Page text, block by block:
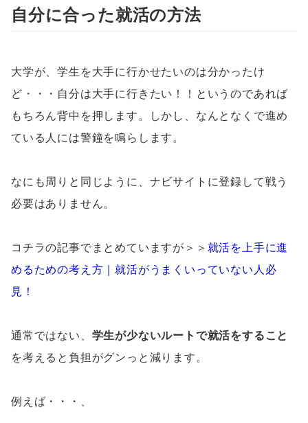
自分に合った就活の方法
大学が、学生を大手に行かせたいのは分かったけ
ど・・・自分は大手に行きたい！！というのであれば
もちろん背中を押します。しかし、なんとなくで進め
ている人には警鐘を鳴らします。
なにも周りと同じように、ナビサイトに登録して戦う
必要はありません。
コチラの記事でまとめていますが＞＞ 就活を上手に進
めるための考え方｜就活がうまくいっていない人必
見！
通常ではない、 学生が少ないルートで就活をすること
を考えると負担がグンっと減ります。
例えば・・・、